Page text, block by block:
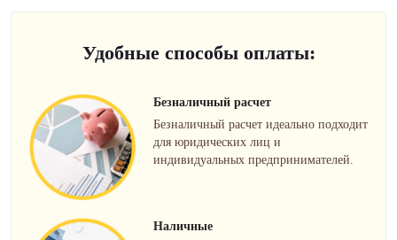
Удобные способы оплаты:
Безналичный расчет
Безналичный расчет идеально подходит
для юридических лиц и
индивидуальных предпринимателей.
Наличные